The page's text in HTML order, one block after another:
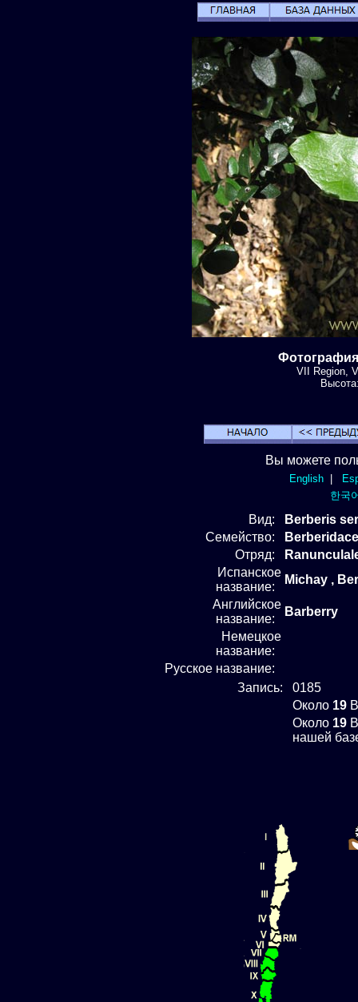
VII Region,
Вы можете
English|
한국
Вид:
Berberis
Семейство:
Отряд:
Испанское
название:
Michay ,
Английское
название:
Barberry
Немецкое
название:
Русское название:
Запись:
0185
Около 19
Около 19
нашей